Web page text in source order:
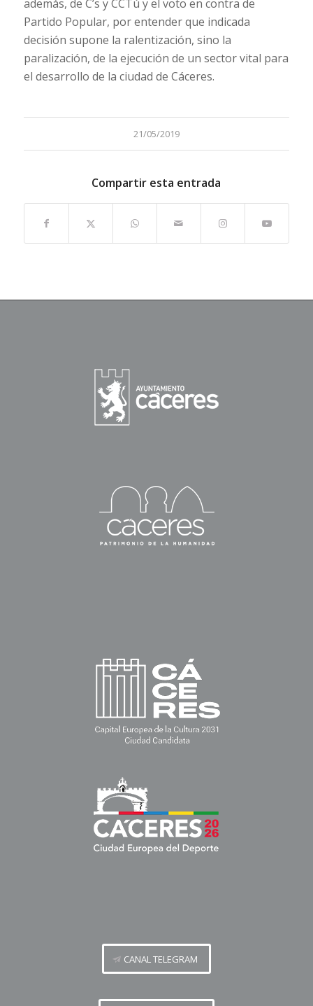
además, de C’s y CCTú y el voto en contra de
Partido Popular, por entender que indicada
decisión supone la ralentización, sino la
paralización, de la ejecución de un sector vital para
el desarrollo de la ciudad de Cáceres.
21/05/2019
Compartir esta entrada
CANAL TELEGRAM